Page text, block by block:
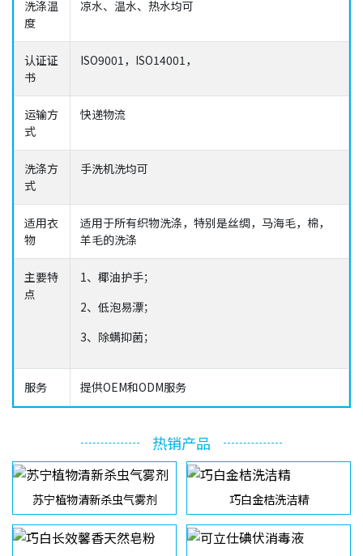
洗涤温
度
凉水、温水、热水均可
认证证
书
ISO9001，ISO14001，
运输方
式
快递物流
洗涤方
式
手洗机洗均可
适用衣
物
适用于所有织物洗涤，特别是丝绸，马海毛，棉，
羊毛的洗涤
主要特
点
1、椰油护手；
2、低泡易漂；
3、除螨抑菌；
服务 提供OEM和ODM服务
热销产品
苏宁植物清新杀虫气雾剂 巧白金桔洗洁精